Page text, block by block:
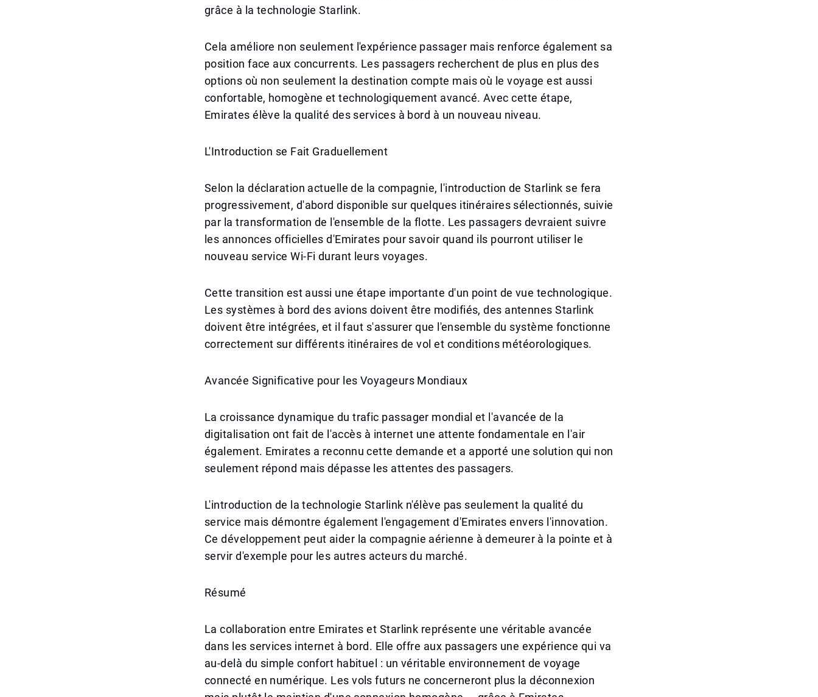
grâce à la technologie Starlink.
Cela améliore non seulement l'expérience passager mais renforce également sa
position face aux concurrents. Les passagers recherchent de plus en plus des
options où non seulement la destination compte mais où le voyage est aussi
confortable, homogène et technologiquement avancé. Avec cette étape,
Emirates élève la qualité des services à bord à un nouveau niveau.
L'Introduction se Fait Graduellement
Selon la déclaration actuelle de la compagnie, l'introduction de Starlink se fera
progressivement, d'abord disponible sur quelques itinéraires sélectionnés, suivie
par la transformation de l'ensemble de la flotte. Les passagers devraient suivre
les annonces officielles d'Emirates pour savoir quand ils pourront utiliser le
nouveau service Wi-Fi durant leurs voyages.
Cette transition est aussi une étape importante d'un point de vue technologique.
Les systèmes à bord des avions doivent être modifiés, des antennes Starlink
doivent être intégrées, et il faut s'assurer que l'ensemble du système fonctionne
correctement sur différents itinéraires de vol et conditions météorologiques.
Avancée Significative pour les Voyageurs Mondiaux
La croissance dynamique du trafic passager mondial et l'avancée de la
digitalisation ont fait de l'accès à internet une attente fondamentale en l'air
également. Emirates a reconnu cette demande et a apporté une solution qui non
seulement répond mais dépasse les attentes des passagers.
L'introduction de la technologie Starlink n'élève pas seulement la qualité du
service mais démontre également l'engagement d'Emirates envers l'innovation.
Ce développement peut aider la compagnie aérienne à demeurer à la pointe et à
servir d'exemple pour les autres acteurs du marché.
Résumé
La collaboration entre Emirates et Starlink représente une véritable avancée
dans les services internet à bord. Elle offre aux passagers une expérience qui va
au-delà du simple confort habituel : un véritable environnement de voyage
connecté en numérique. Les vols futurs ne concerneront plus la déconnexion